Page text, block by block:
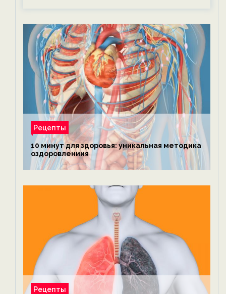
Рецепты
10 минут для здоровья: уникальная методика
оздоровлениия
Рецепты